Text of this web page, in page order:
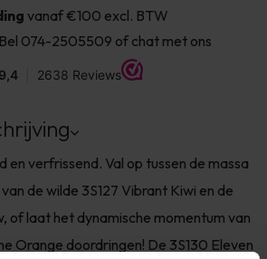
vanaf €100 excl. BTW
Bel 074-2505509 of chat met ons
en verfrissend. Val op tussen de massa
de wilde 3S127 Vibrant Kiwi en de
of laat het dynamische momentum van
Orange doordringen! De 3S130 Eleven